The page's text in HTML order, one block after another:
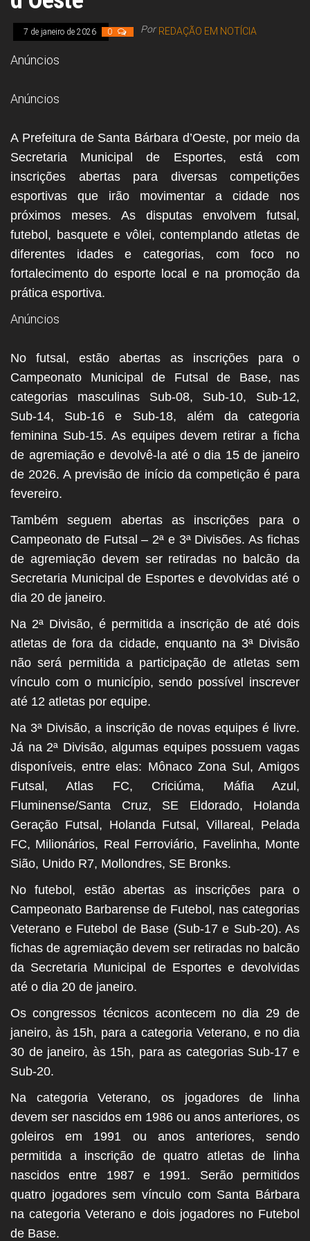
Rio de Janeiro,
Emprego,
Negócios,
Oportunidades,
7 de janeiro de 2026 0 Por REDAÇÃO EM NOTÍCIA
Anúncios
Anúncios
A Prefeitura de Santa Bárbara d’Oeste, por meio da
Secretaria Municipal de Esportes, está com
inscrições abertas para diversas competições
esportivas que irão movimentar a cidade nos
próximos meses. As disputas envolvem futsal,
futebol, basquete e vôlei, contemplando atletas de
diferentes idades e categorias, com foco no
fortalecimento do esporte local e na promoção da
prática esportiva.
Anúncios
No futsal, estão abertas as inscrições para o
Campeonato Municipal de Futsal de Base, nas
categorias masculinas Sub-08, Sub-10, Sub-12,
Sub-14, Sub-16 e Sub-18, além da categoria
feminina Sub-15. As equipes devem retirar a ficha
de agremiação e devolvê-la até o dia 15 de janeiro
de 2026. A previsão de início da competição é para
fevereiro.
Também seguem abertas as inscrições para o
Campeonato de Futsal – 2ª e 3ª Divisões. As fichas
de agremiação devem ser retiradas no balcão da
Secretaria Municipal de Esportes e devolvidas até o
dia 20 de janeiro.
Na 2ª Divisão, é permitida a inscrição de até dois
atletas de fora da cidade, enquanto na 3ª Divisão
não será permitida a participação de atletas sem
vínculo com o município, sendo possível inscrever
até 12 atletas por equipe.
Na 3ª Divisão, a inscrição de novas equipes é livre.
Já na 2ª Divisão, algumas equipes possuem vagas
disponíveis, entre elas: Mônaco Zona Sul, Amigos
Futsal, Atlas FC, Criciúma, Máfia Azul,
Fluminense/Santa Cruz, SE Eldorado, Holanda
Geração Futsal, Holanda Futsal, Villareal, Pelada
FC, Milionários, Real Ferroviário, Favelinha, Monte
Sião, Unido R7, Mollondres, SE Bronks.
No futebol, estão abertas as inscrições para o
Campeonato Barbarense de Futebol, nas categorias
Veterano e Futebol de Base (Sub-17 e Sub-20). As
fichas de agremiação devem ser retiradas no balcão
da Secretaria Municipal de Esportes e devolvidas
até o dia 20 de janeiro.
Os congressos técnicos acontecem no dia 29 de
janeiro, às 15h, para a categoria Veterano, e no dia
30 de janeiro, às 15h, para as categorias Sub-17 e
Sub-20.
Na categoria Veterano, os jogadores de linha
devem ser nascidos em 1986 ou anos anteriores, os
goleiros em 1991 ou anos anteriores, sendo
permitida a inscrição de quatro atletas de linha
nascidos entre 1987 e 1991. Serão permitidos
quatro jogadores sem vínculo com Santa Bárbara
na categoria Veterano e dois jogadores no Futebol
de Base.